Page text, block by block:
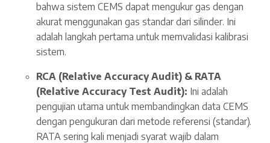
bahwa sistem CEMS dapat mengukur gas dengan
akurat menggunakan gas standar dari silinder. Ini
adalah langkah pertama untuk memvalidasi kalibrasi
sistem.
RCA (Relative Accuracy Audit) & RATA
(Relative Accuracy Test Audit): Ini adalah
pengujian utama untuk membandingkan data CEMS
dengan pengukuran dari metode referensi (standar).
RATA sering kali menjadi syarat wajib dalam